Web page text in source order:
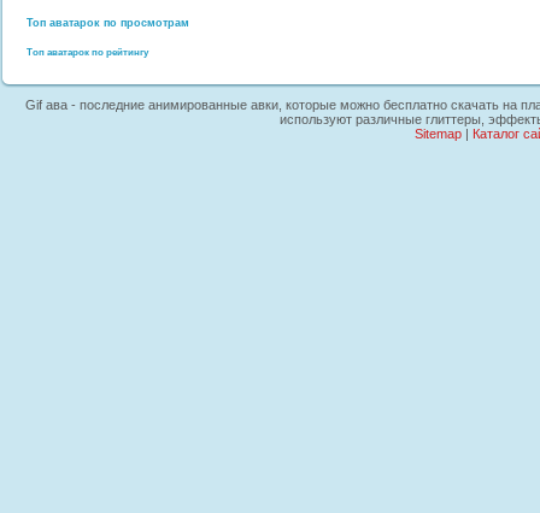
Топ аватарок по просмотрам
Топ аватарок по рейтингу
Gif ава - последние анимированные авки, которые можно бесплатно скачать на
используют различные глиттеры,
Sitemap| Каталог